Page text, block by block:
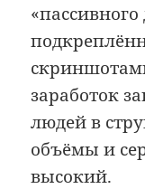
заработок
людей в
объёмы и
высокий.